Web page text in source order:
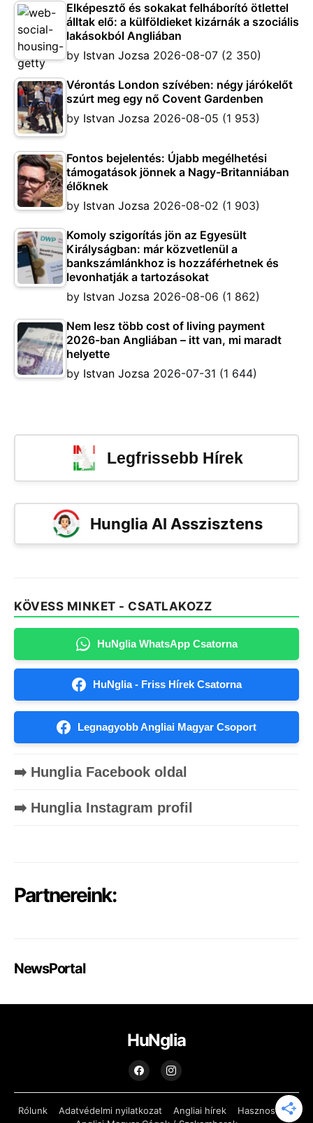
Elképesztő és sokakat felháborító ötlettel
álltak elő: a külföldieket kizárnák a szociális
lakásokból Angliában
by Istvan Jozsa 2026-08-07 (2 350)
Vérontás London szívében: négy járókelőt
szúrt meg egy nő Covent Gardenben
by Istvan Jozsa 2026-08-05 (1 953)
Fontos bejelentés: Újabb megélhetési
támogatások jönnek a Nagy-Britanniában
élőknek
by Istvan Jozsa 2026-08-02 (1 903)
Komoly szigorítás jön az Egyesült
Királyságban: már közvetlenül a
bankszámlánkhoz is hozzáférhetnek és
levonhatják a tartozásokat
by Istvan Jozsa 2026-08-06 (1 862)
Nem lesz több cost of living payment
2026-ban Angliában – itt van, mi maradt
helyette
by Istvan Jozsa 2026-07-31 (1 644)
Legfrissebb Hírek
Hunglia AI Asszisztens
KÖVESS MINKET - CSATLAKOZZ
HuNglia WhatsApp Csatorna
HuNglia - Friss Hírek Csatorna
Legnagyobb Angliai Magyar Csoport
➡️ Hunglia Facebook oldal
➡️ Hunglia Instagram profil
Partnereink:
NewsPortal
HuNglia
Rólunk Adatvédelmi nyilatkozat Angliai hírek
Hasznos Infó